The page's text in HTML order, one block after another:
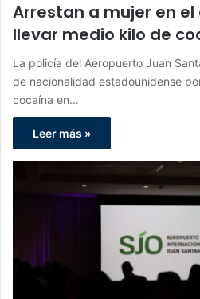
Arrestan a mujer en
llevar medio kilo de
La policía del Aeropuerto Juan
de nacionalidad estadounidense
cocaína en…
Leer más »